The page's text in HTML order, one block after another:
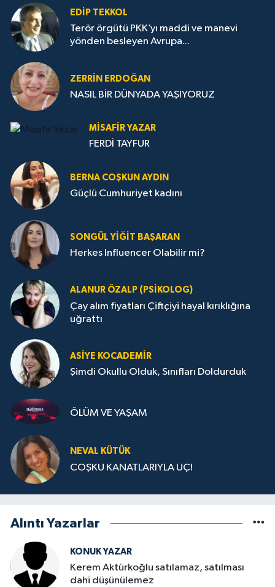
EDIP TEKKOL
Terör örgütü PKK’yı maddi ve manevi
yönden besleyen Avrupa...
ZERRIN ERDOĞAN
NASIL BİR DÜNYADA YAŞIYORUZ
MISAFIR YAZAR
FERDİ TAYFUR
BERNA COŞKUN AYDIN
Güçlü Cumhuriyet kadını
SONGÜL YIĞIT BAŞARAN
Herkes Influencer Olabilir mi?
ALANUR ÖZALP (PSIKOLOG)
Çay alım fiyatları Çiftçiyi hayal kırıklığına
uğrattı
ASIYE KOCADEMİR
Şimdi Okullu Olduk, Sınıfları Doldurduk
ÖLÜM VE YAŞAM
NEVAL KÜTÜK
COŞKU KANATLARIYLA UÇ!
Alıntı Yazarlar
KONUK YAZAR
Kerem Aktürkoğlu satılamaz, satılması
dahi düşünülemez